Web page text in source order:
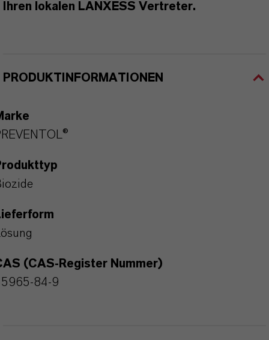
Ihren lokalen LANXESS Vertreter.
PRODUKTINFORMATIONEN
(CAS-Register Nummer)
84-9